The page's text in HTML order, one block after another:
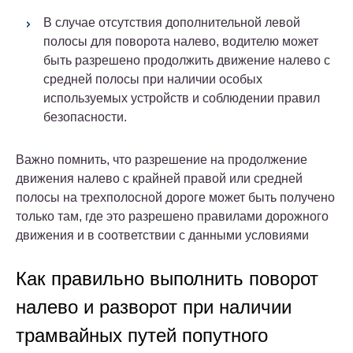
В случае отсутствия дополнительной левой
полосы для поворота налево, водителю может
быть разрешено продолжить движение налево с
средней полосы при наличии особых
используемых устройств и соблюдении правил
безопасности.
Важно помнить, что разрешение на продолжение
движения налево с крайней правой или средней
полосы на трехполосной дороге может быть получено
только там, где это разрешено правилами дорожного
движения и в соответствии с данными условиями
Как правильно выполнить поворот
налево и разворот при наличии
трамвайных путей попутного